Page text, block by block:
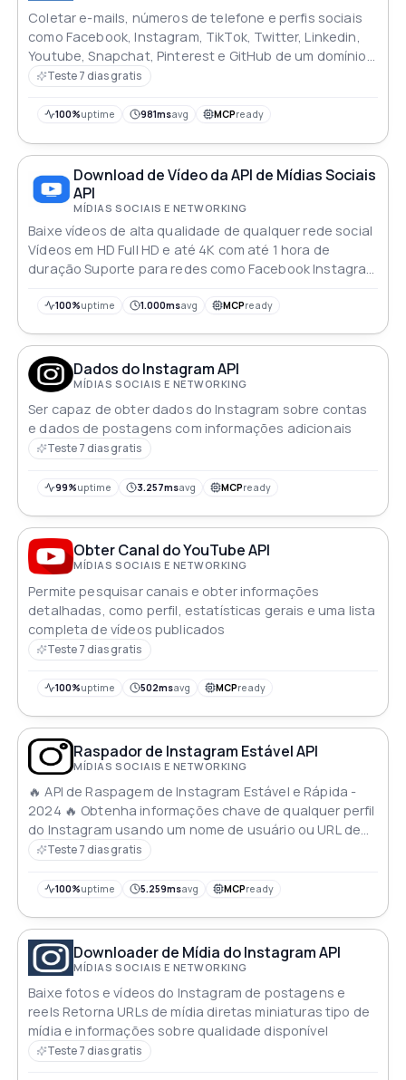
Coletar e-mails, números de telefone e perfis sociais
como Facebook, Instagram, TikTok, Twitter, Linkedin,
Youtube, Snapchat, Pinterest e GitHub de um domínio
de site em tempo real
Teste 7 dias gratis
100%uptime 981msavg MCPready
Download de Vídeo da API de Mídias Sociais
API
MÍDIAS SOCIAIS E NETWORKING
Baixe vídeos de alta qualidade de qualquer rede social
Vídeos em HD Full HD e até 4K com até 1 hora de
duração Suporte para redes como Facebook Instagram
IMDB100%uptime 1.000msavg MCPready
Dados do Instagram API
MÍDIAS SOCIAIS E NETWORKING
Ser capaz de obter dados do Instagram sobre contas
e dados de postagens com informações adicionais
Teste 7 dias gratis
99%uptime 3.257msavg MCPready
Obter Canal do YouTube API
MÍDIAS SOCIAIS E NETWORKING
Permite pesquisar canais e obter informações
detalhadas, como perfil, estatísticas gerais e uma lista
completa de vídeos publicados
Teste 7 dias gratis
100%uptime 502msavg MCPready
Raspador de Instagram Estável API
MÍDIAS SOCIAIS E NETWORKING
🔥 API de Raspagem de Instagram Estável e Rápida -
2024 🔥 Obtenha informações chave de qualquer perfil
do Instagram usando um nome de usuário ou URL de
perfil Ideal para verificação de usuários análise de
atualizados para painéis de mídia social e mais Fácil de
necessidades de dados do Instagram com nossa API
Teste 7 dias gratis
100%uptime 5.259msavg MCPready
Downloader de Mídia do Instagram API
MÍDIAS SOCIAIS E NETWORKING
Baixe fotos e vídeos do Instagram de postagens e
reels Retorna URLs de mídia diretas miniaturas tipo de
mídia e informações sobre qualidade disponível
Teste 7 dias gratis